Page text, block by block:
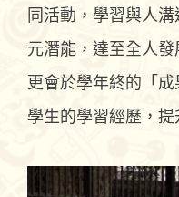
同活動，學習與人
元潛能，達至全人
更會於學年終的「
學生的學習經歷，提